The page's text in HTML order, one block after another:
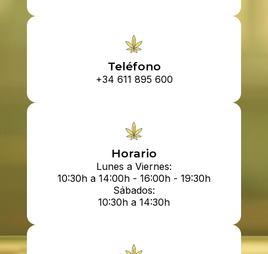
Teléfono
+34 611 895 600
Horario
Lunes a Viernes:
10:30h a 14:00h - 16:00h - 19:30h
Sábados:
10:30h a 14:30h